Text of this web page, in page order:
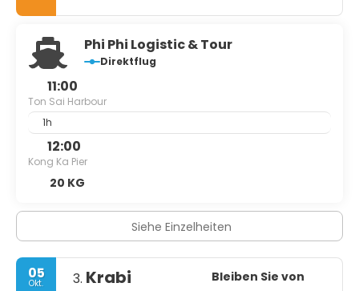
Phi Phi Logistic & Tour
Direktflug
11:00
Ton Sai Harbour
1h
12:00
Kong Ka Pier
20 KG
Siehe Einzelheiten
05
Okt. 3. Krabi Bleiben Sie von